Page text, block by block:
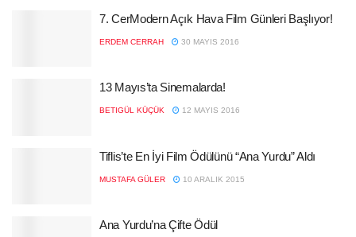
7. CerModern Açık Hava Film Günleri Başlıyor!
ERDEM CERRAH 30 MAYIS 2016
13 Mayıs’ta Sinemalarda!
BETIGÜL KÜÇÜK 12 MAYIS 2016
Tiflis’te En İyi Film Ödülünü “Ana Yurdu” Aldı
MUSTAFA GÜLER 10 ARALIK 2015
Ana Yurdu’na Çifte Ödül